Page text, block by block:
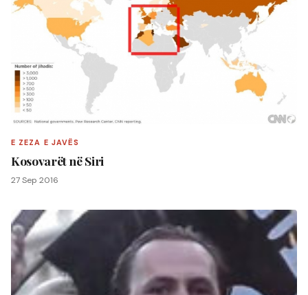
E ZEZA E JAVËS
Kosovarët në Siri
27 Sep 2016